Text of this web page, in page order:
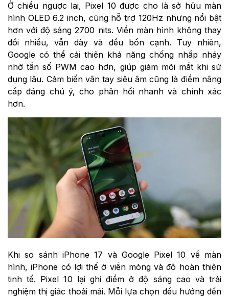
Ở chiều ngược lại, Pixel 10 được cho là sở hữu màn
hình OLED 6.2 inch, cũng hỗ trợ 120Hz nhưng nổi bật
hơn với độ sáng 2700 nits. Viền màn hình không thay
đổi nhiều, vẫn dày và đều bốn cạnh. Tuy nhiên,
Google có thể cải thiện khả năng chống nhấp nháy
nhờ tần số PWM cao hơn, giúp giảm mỏi mắt khi sử
dụng lâu. Cảm biến vân tay siêu âm cũng là điểm nâng
cấp đáng chú ý, cho phản hồi nhanh và chính xác
hơn.
Khi so sánh iPhone 17 và Google Pixel 10 về màn
hình, iPhone có lợi thế ở viền mỏng và độ hoàn thiện
tinh tế. Pixel 10 lại ghi điểm ở độ sáng cao và trải
nghiệm thị giác thoải mái. Mỗi lựa chọn đều hướng đến